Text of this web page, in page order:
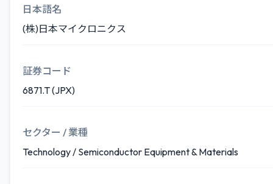
日本語名
(株)日本マイクロニクス
証券コード
6871.T (JPX)
セクター / 業種
Technology / Semiconductor Equipment & Materials